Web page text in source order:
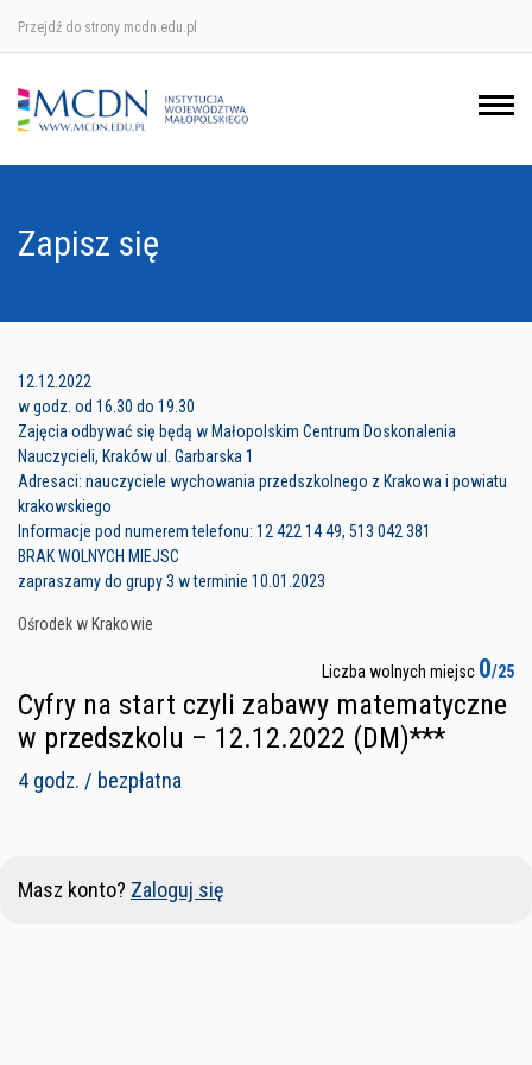
Przejdź do strony mcdn.edu.pl
Zapisz się
12.12.2022
w godz. od 16.30 do 19.30
Zajęcia odbywać się będą w Małopolskim Centrum Doskonalenia
Nauczycieli, Kraków ul. Garbarska 1
Adresaci: nauczyciele wychowania przedszkolnego z Krakowa i powiatu
krakowskiego
Informacje pod numerem telefonu: 12 422 14 49, 513 042 381
BRAK WOLNYCH MIEJSC
zapraszamy do grupy 3 w terminie 10.01.2023
Ośrodek w Krakowie
Liczba wolnych miejsc 0/25
Cyfry na start czyli zabawy matematyczne
w przedszkolu – 12.12.2022 (DM)***
4 godz. / bezpłatna
Masz konto? Zaloguj się
Ośrodek w Krakowie
Ośrodek w Nowym Sączu
Ośrodek w Tarnowie